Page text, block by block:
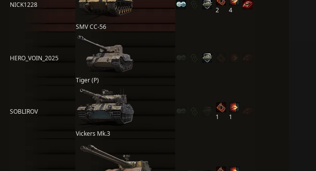
NICK1228
SMV CC-56
2 4
HERO_VOIN_2025
Tiger (P)
SOBLIROV
Vickers Mk.3
1 1